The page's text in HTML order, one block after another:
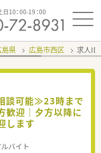
日10：00-19：00
島県 広島市西区 求人ID
談可能≫23時まで
歓迎｜夕方以降に
します
ルバイト